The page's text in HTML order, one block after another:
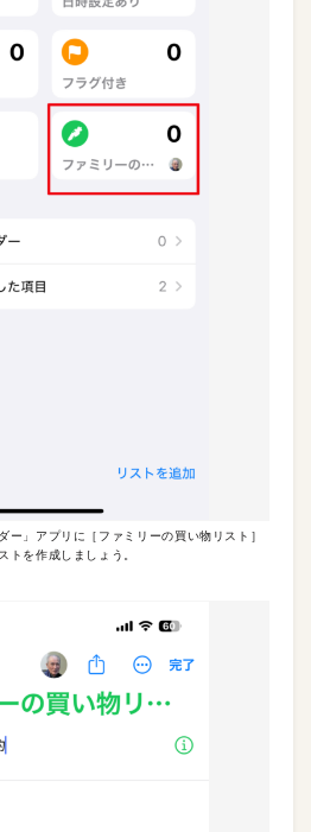
」アプリに［ファミリーの買い物リスト］
トを作成しましょう。